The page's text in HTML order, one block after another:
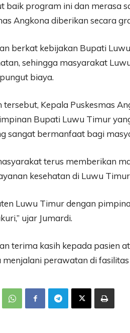
baik program ini dan merasa
Angkona diberikan secara
berkat kebijakan Bupati
sehingga masyarakat
biaya.
Kepala Puskesmas
Bupati Luwu Timur
sangat bermanfaat bagi
terus memberikan
kesehatan di Luwu
Luwu Timur dengan
ujar Jumardi.
terima kasih kepada pasien
perawatan di